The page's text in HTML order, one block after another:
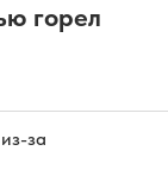
горел
за